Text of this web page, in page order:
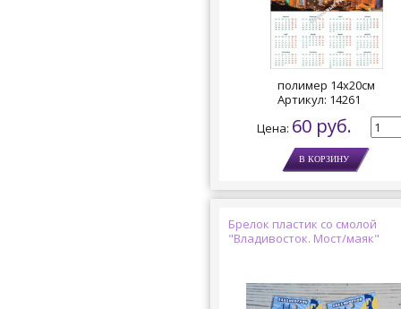
полимер 14х20см
Артикул: 14261
Цена: 60 руб.
Брелок пластик со смолой
"Владивосток. Мост/маяк"